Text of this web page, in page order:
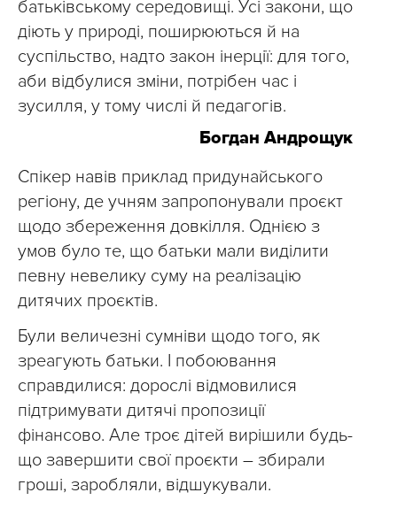
батьківському середовищі. Усі закони, що
діють у природі, поширюються й на
суспільство, надто закон інерції: для того,
аби відбулися зміни, потрібен час і
зусилля, у тому числі й педагогів.
Богдан Андрощук
Спікер навів приклад придунайського
регіону, де учням запропонували проєкт
щодо збереження довкілля. Однією з
умов було те, що батьки мали виділити
певну невелику суму на реалізацію
дитячих проєктів.
Були величезні сумніви щодо того, як
зреагують батьки. І побоювання
справдилися: дорослі відмовилися
підтримувати дитячі пропозиції
фінансово. Але троє дітей вирішили будь-
що завершити свої проєкти – збирали
гроші, заробляли, відшукували.